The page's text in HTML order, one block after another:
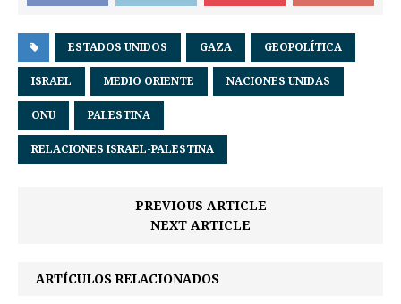
ESTADOS UNIDOS GAZA GEOPOLÍTICA
ISRAEL MEDIO ORIENTE NACIONES UNIDAS
ONU PALESTINA
RELACIONES ISRAEL-PALESTINA
PREVIOUS ARTICLE
NEXT ARTICLE
ARTÍCULOS RELACIONADOS